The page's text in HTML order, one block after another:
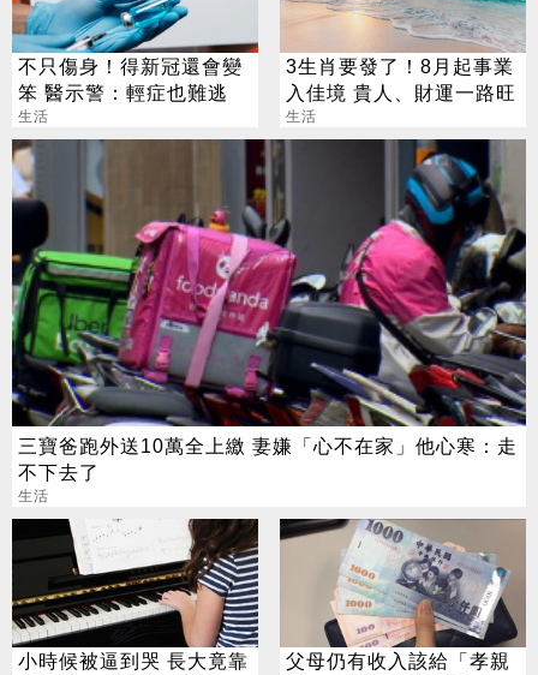
不只傷身！得新冠還會變
笨 醫示警：輕症也難逃
生活
3生肖要發了！8月起事業
入佳境 貴人、財運一路旺
生活
三寶爸跑外送10萬全上繳 妻嫌「心不在家」他心寒：走
不下去了
生活
小時候被逼到哭 長大竟靠
父母仍有收入該給「孝親